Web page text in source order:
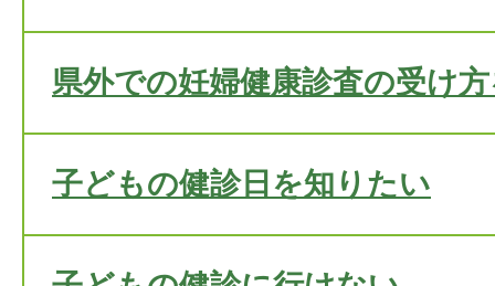
県外での妊婦健康診査の受け
子どもの健診日を知りたい